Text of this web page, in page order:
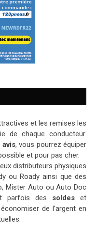
et les remises les
de chaque conducteur.
avis, vous pourrez équiper
et pour pas cher.
distributeurs physiques
ou Roady ainsi que des
Mister Auto ou Auto Doc
parfois des soldeset
de l’argent en